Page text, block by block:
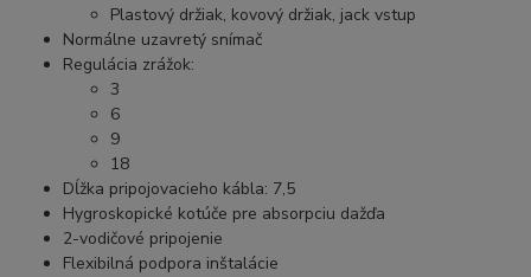
Plastový držiak, kovový držiak, jack vstup
Normálne uzavretý snímač
Regulácia zrážok:
3
6
9
18
Dĺžka pripojovacieho kábla: 7,5
Hygroskopické kotúče pre absorpciu dažďa
2-vodičové pripojenie
Flexibilná podpora inštalácie